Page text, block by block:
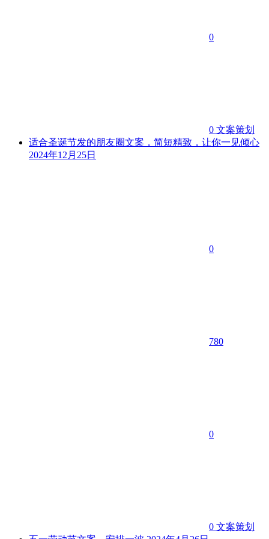
0
0 文案策划
适合圣诞节发的朋友圈文案，简短精致，让你一见倾心
2024年12月25日
0
780
0
0 文案策划